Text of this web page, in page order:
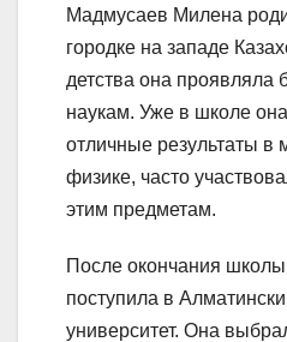
Мадмусаев Милена
городке на западе
детства она проявляла
наукам. Уже в школе
отличные результаты в
физике, часто
этим предметам.
После окончания
поступила в
университет. Она